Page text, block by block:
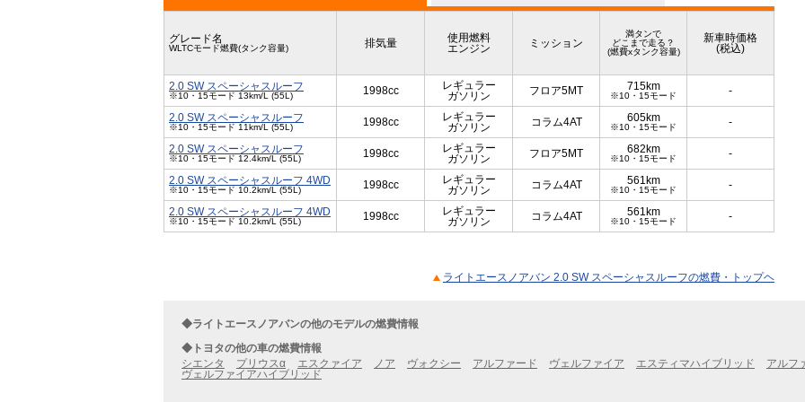
グレード名
WLTCモード燃費(タンク容量) 排気量
使用燃料
エンジン
ミッション
満タンで
どこまで走る？
(燃費xタンク容量)
新車時価格
(税込)
2.0 SW スペーシャスルーフ
※10・15モード 13km/L (55L) 1998cc
レギュラー
ガソリン
フロア5MT 715km
※10・15モード -
2.0 SW スペーシャスルーフ
※10・15モード 11km/L (55L) 1998cc
レギュラー
ガソリン
コラム4AT 605km
※10・15モード -
2.0 SW スペーシャスルーフ
※10・15モード 12.4km/L (55L) 1998cc
レギュラー
ガソリン
フロア5MT 682km
※10・15モード -
2.0 SW スペーシャスルーフ 4WD
※10・15モード 10.2km/L (55L) 1998cc
レギュラー
ガソリン
コラム4AT 561km
※10・15モード -
2.0 SW スペーシャスルーフ 4WD
※10・15モード 10.2km/L (55L) 1998cc
レギュラー
ガソリン
コラム4AT 561km
※10・15モード -
ライトエースノアバン 2.0 SW スペーシャスルーフの燃費・トップヘ
◆ライトエースノアバンの他のモデルの燃費情報
◆トヨタの他の車の燃費情報
シエンタ
プリウスα エスクァイア ノア ヴォクシー アルファード ヴェルファイア エスティマハイブリッド
アルフ
ヴェルファイアハイブリッド